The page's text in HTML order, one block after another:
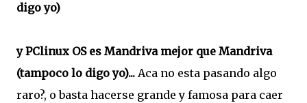
digo yo)
y PClinux OS es Mandriva mejor que Mandriva
(tampoco lo digo yo)... Aca no esta pasando algo
raro?, o basta hacerse grande y famosa para caer